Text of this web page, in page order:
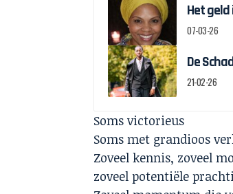
Het geld
07-03-26
De
21-02-26
Soms victorieus
Soms met grandioos
Zoveel kennis, zoveel
zoveel potentiële